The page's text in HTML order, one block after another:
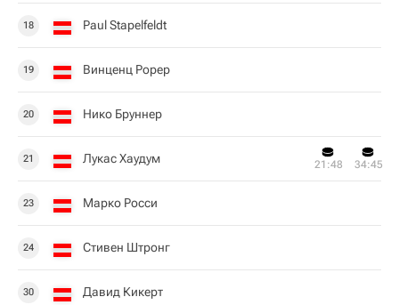
18 Paul Stapelfeldt
19 Винценц Рорер
20 Нико Бруннер
21 Лукас Хаудум 21:48 34:45
23 Марко Росси
24 Стивен Штронг
30 Давид Кикерт